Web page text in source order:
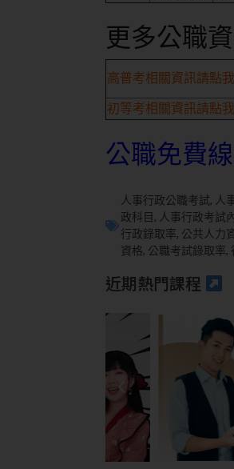
更多公職
高普考相關資訊請點我
初等考相關資訊請點我
公職免費
人事行政公職考試, 人
政科目, 人事行政考試
行政錄取率, 公共人力
資格, 公職考試錄取率,
近期熱門課程